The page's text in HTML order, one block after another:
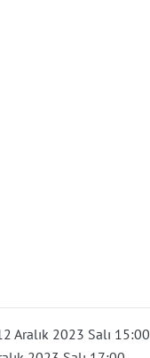
Aralık 2023 Salı 15:00